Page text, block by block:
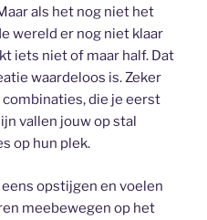
als het nog niet het
wereld er nog niet klaar
iets niet of maar half. Dat
waardeloos is. Zeker
combinaties, die je eerst
vallen jouw op stal
op hun plek.
opstijgen en voelen
meebewegen op het